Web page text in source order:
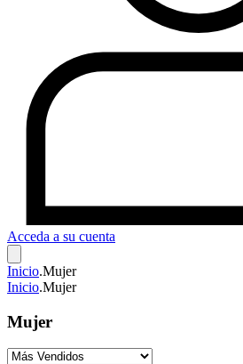
Acceda a su cuenta
Inicio.Mujer
Inicio.Mujer
Mujer